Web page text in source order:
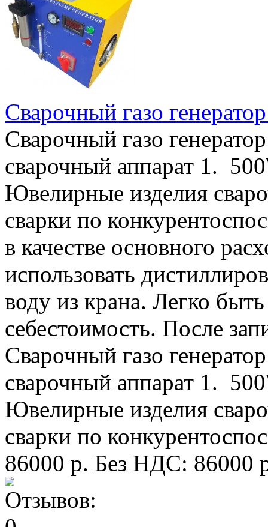
Сварочный газо
Сварочный газо
сварочный аппарат 1.
Ювелирные изделия
сварки по
в качестве основного
использовать
воду из крана. Легко
себестоимость. После
Сварочный газо
сварочный аппарат 1.
Ювелирные изделия
сварки по
86000 р. Без НДС: 86000